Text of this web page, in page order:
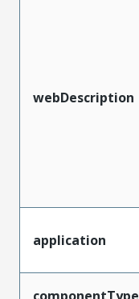
webDescription
application
componentType